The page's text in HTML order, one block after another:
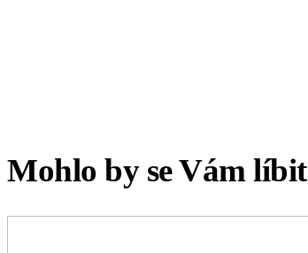
Mohlo by se Vám líbit